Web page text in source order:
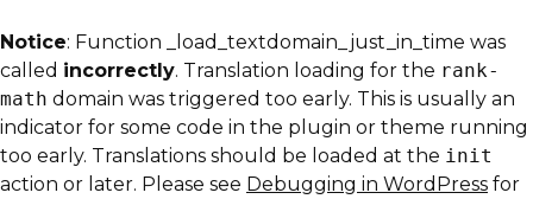
Notice: Function _load_textdomain_just_in_time was
called incorrectly. Translation loading for the rank-
math domain was triggered too early. This is usually an
indicator for some code in the plugin or theme running
too early. Translations should be loaded at the init
action or later. Please see Debugging in WordPress for